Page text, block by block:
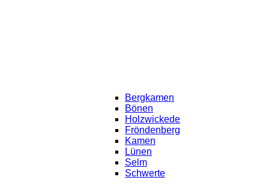
Bergkamen
Bönen
Holzwickede
Fröndenberg
Kamen
Lünen
Selm
Schwerte